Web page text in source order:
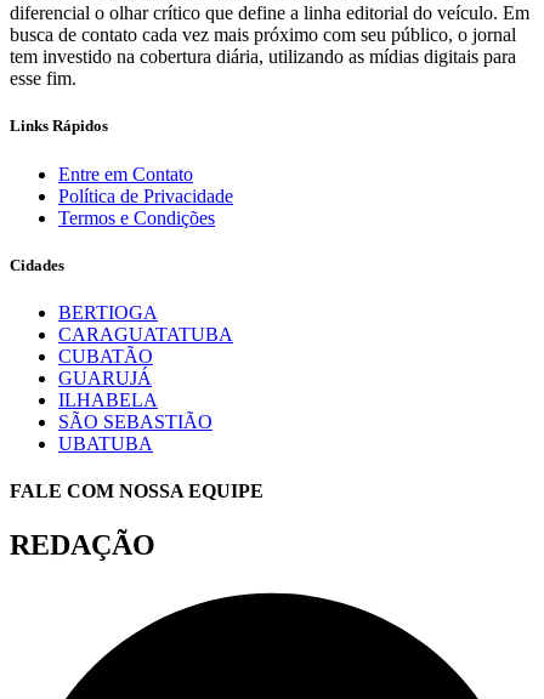
diferencial o olhar crítico que define a linha editorial do veículo. Em
busca de contato cada vez mais próximo com seu público, o jornal
tem investido na cobertura diária, utilizando as mídias digitais para
esse fim.
Links Rápidos
Entre em Contato
Política de Privacidade
Termos e Condições
Cidades
BERTIOGA
CARAGUATATUBA
CUBATÃO
GUARUJÁ
ILHABELA
SÃO SEBASTIÃO
UBATUBA
FALE COM NOSSA EQUIPE
REDAÇÃO